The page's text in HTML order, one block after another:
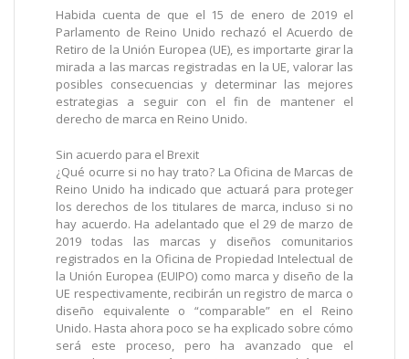
Habida cuenta de que el 15 de enero de 2019 el
Parlamento de Reino Unido rechazó el Acuerdo de
Retiro de la Unión Europea (UE), es importarte girar la
mirada a las marcas registradas en la UE, valorar las
posibles consecuencias y determinar las mejores
estrategias a seguir con el fin de mantener el
derecho de marca en Reino Unido.
Sin acuerdo para el Brexit
¿Qué ocurre si no hay trato? La Oficina de Marcas de
Reino Unido ha indicado que actuará para proteger
los derechos de los titulares de marca, incluso si no
hay acuerdo. Ha adelantado que el 29 de marzo de
2019 todas las marcas y diseños comunitarios
registrados en la Oficina de Propiedad Intelectual de
la Unión Europea (EUIPO) como marca y diseño de la
UE respectivamente, recibirán un registro de marca o
diseño equivalente o “comparable” en el Reino
Unido. Hasta ahora poco se ha explicado sobre cómo
será este proceso, pero ha avanzado que el